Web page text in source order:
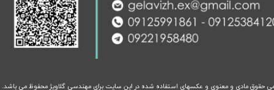
حقوق مادی و معنوی و عکسهای استفاده شده در این سایت برای مهندسی گلاویژ محفوظ می باشد.​​​​​​​